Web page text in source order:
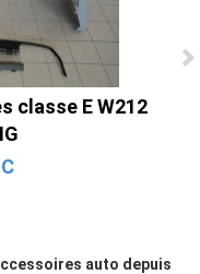
avec
GT & V6
classe E W212
auto depuis